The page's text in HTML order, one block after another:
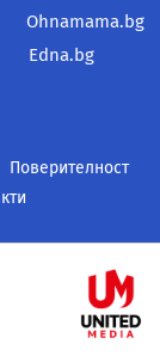
Ohnamama.bg
Edna.bg
Поверителност